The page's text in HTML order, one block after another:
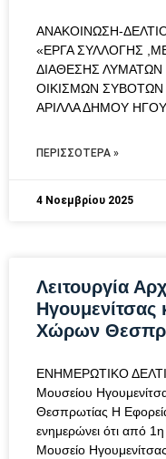
AΝΑΚΟΙΝΩΣΗ-
«ΕΡΓΑ ΣΥΛΛΟΓΗΣ
ΔΙΑΘΕΣΗΣ
ΟΙΚΙΣΜΩΝ ΣΥΒΟΤΩΝ
ΑΡΙΛΛΑ ΔΗΜΟΥ
ΠΕΡΙΣΣΌΤΕΡΑ »
4 Νοεμβρίου 2025
Λειτουργία
Ηγουμενίτσας
Χώρων
ΕΝΗΜΕΡΩΤΙΚΟ ΔΕΛΤΙΟ
Μουσείου
Θεσπρωτίας Η
ενημερώνει ότι από
Μουσείο Ηγουμενίτσας